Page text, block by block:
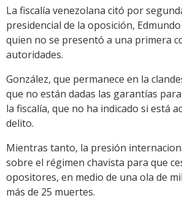
Link
La fiscalía venezolana citó por
presidencial de la oposición,
quien no se presentó a una primera
autoridades.
González, que permanece en la
que no están dadas las garantías
la fiscalía, que no ha indicado si está
delito.
Mientras tanto, la presión
sobre el régimen chavista para que
opositores, en medio de una ola de
más de 25 muertes.